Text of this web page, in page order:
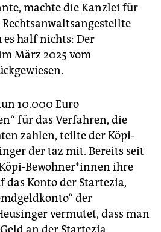
machte die Kanzlei für
half nichts: Der
März 2025 vom
10.000 Euro
für das Verfahren, die
zahlen, teilte der Köpi-
der taz mit. Bereits seit
Bewohner*innen ihre
Konto der Startezia,
der
vermutet, dass man